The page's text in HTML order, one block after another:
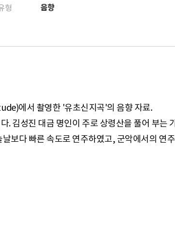
형 음향
에서 촬영한 '유초신지곡'의 음향 자료.
김성진 대금 명인이 주로 상령산을 풀어 부는